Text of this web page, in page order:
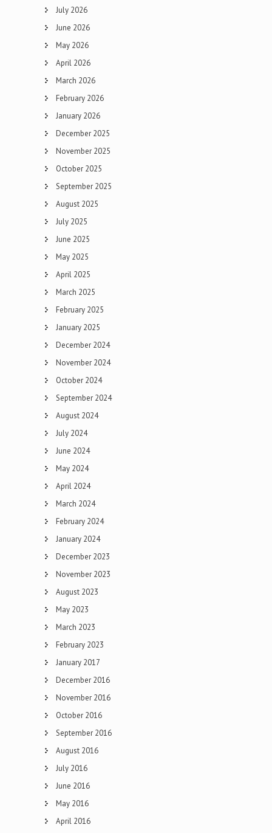
July 2026
June 2026
May 2026
April 2026
March 2026
February 2026
January 2026
December 2025
November 2025
October 2025
September 2025
August 2025
July 2025
June 2025
May 2025
April 2025
March 2025
February 2025
January 2025
December 2024
November 2024
October 2024
September 2024
August 2024
July 2024
June 2024
May 2024
April 2024
March 2024
February 2024
January 2024
December 2023
November 2023
August 2023
May 2023
March 2023
February 2023
January 2017
December 2016
November 2016
October 2016
September 2016
August 2016
July 2016
June 2016
May 2016
April 2016